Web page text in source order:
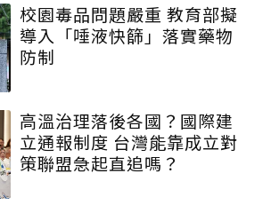
校園毒品問題嚴重 教育部擬
導入「唾液快篩」落實藥物
防制
高溫治理落後各國？國際建
立通報制度 台灣能靠成立對
策聯盟急起直追嗎？